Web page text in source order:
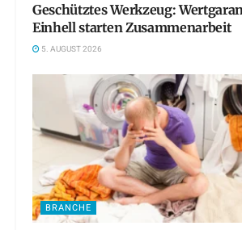
Geschütztes Werkzeug:
Einhell starten Zusammenarbeit
5. AUGUST 2026
BRANCHE